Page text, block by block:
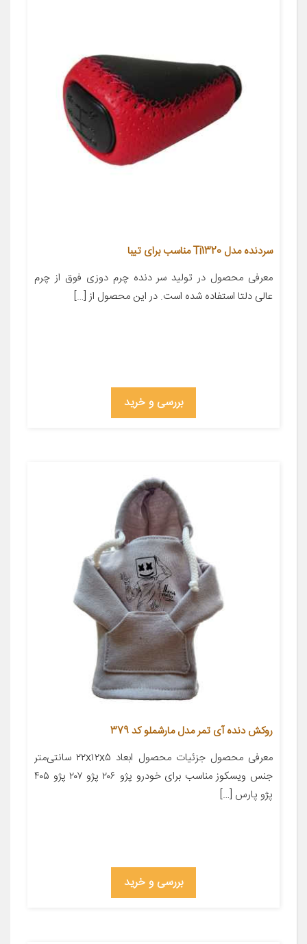
سردنده مدل Ti1320 مناسب برای تیبا
معرفی محصول در تولید سر دنده چرم دوزی فوق از چرم
عالی دلتا استفاده شده است. در این محصول از […]
بررسی و خرید
روکش دنده آی تمر مدل مارشملو کد 379
معرفی محصول جزئیات محصول ابعاد ۲۲x۱۲x۵ سانتی‌متر
جنس ویسکوز مناسب برای خودرو پژو ۲۰۶ پژو ۲۰۷ پژو ۴۰۵
پژو پارس […]
بررسی و خرید